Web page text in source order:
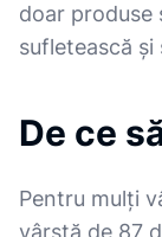
doar produse
sufletească
De ce
Pentru mulți
vârstă de 87